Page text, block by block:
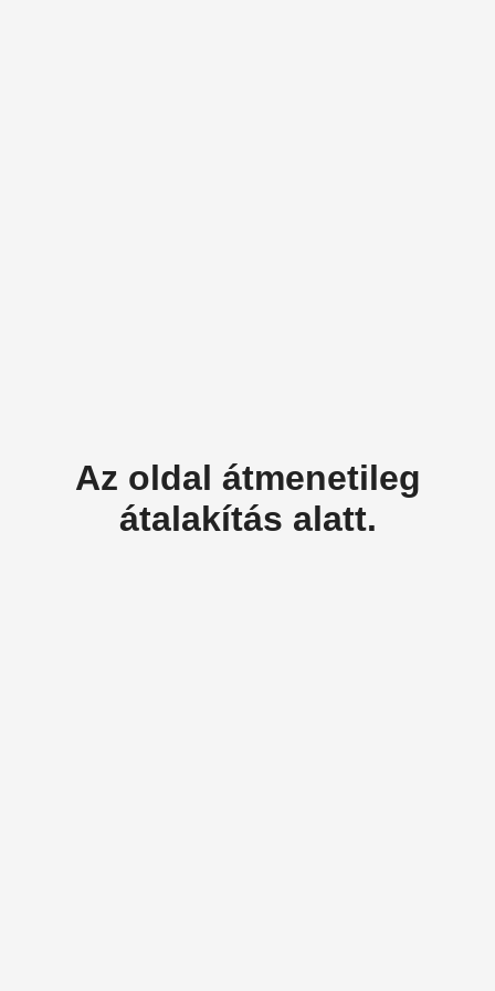
Az oldal átmenetileg
átalakítás alatt.